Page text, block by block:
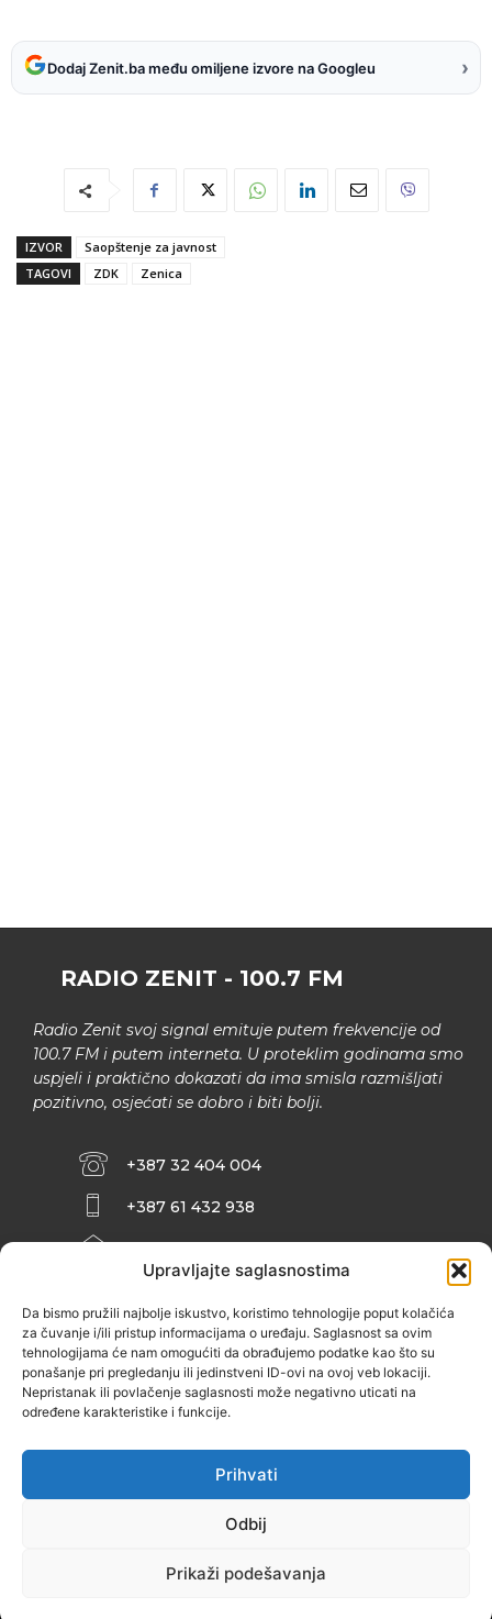
Upravljajte saglasnostima
Da bismo pružili najbolje iskustvo, koristimo tehnologije poput kolačića
za čuvanje i/ili pristup informacijama o uređaju. Saglasnost sa ovim
tehnologijama će nam omogućiti da obrađujemo podatke kao što su
ponašanje pri pregledanju ili jedinstveni ID-ovi na ovoj veb lokaciji.
Nepristanak ili povlačenje saglasnosti može negativno uticati na
određene karakteristike i funkcije.
Prihvati
Odbij
Prikaži podešavanja
Dodaj Zenit.ba među omiljene izvore na Googleu ›
IZVOR
Saopštenje za javnost
TAGOVI
ZDK Zenica
RADIO ZENIT - 100.7 FM
Radio Zenit svoj signal emituje putem frekvencije od
100.7 FM i putem interneta. U proteklim godinama smo
uspjeli i praktično dokazati da ima smisla razmišljati
pozitivno, osjećati se dobro i biti bolji.
+387 32 404 004
+387 61 432 938
INFO@ZENIT.BA
ZENIČANKA, 3. SPRAT), 72000 ZENICA